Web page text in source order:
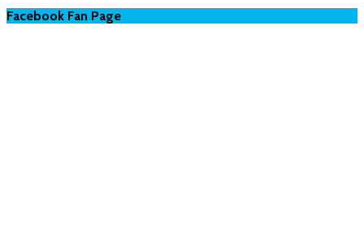
Facebook Fan Page